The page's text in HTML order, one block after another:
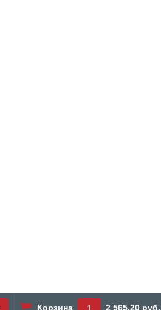
Корзина 2 565.20 руб.